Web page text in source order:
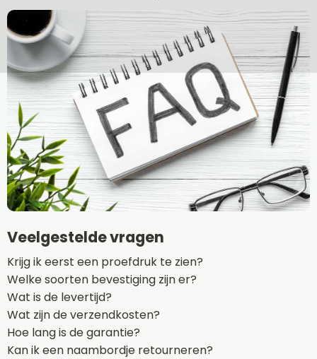
Veelgestelde vragen
Krijg ik eerst een proefdruk te zien?
Welke soorten bevestiging zijn er?
Wat is de levertijd?
Wat zijn de verzendkosten?
Hoe lang is de garantie?
Kan ik een naambordje retourneren?